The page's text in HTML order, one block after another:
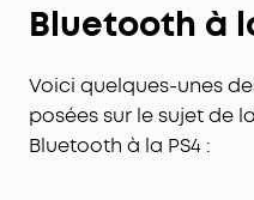
Bluetooth à
Voici quelques-unes
posées sur le sujet de
Bluetooth à la PS4 :